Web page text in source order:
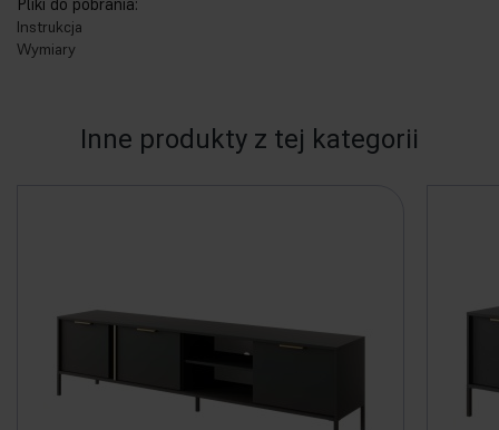
Pliki do pobrania:
Instrukcja
Wymiary
Inne produkty z tej kategorii